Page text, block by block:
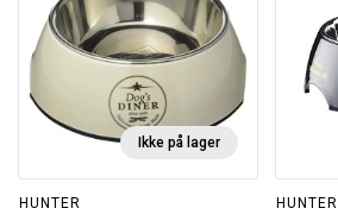
Ikke på lager
HUNTER HUNTER